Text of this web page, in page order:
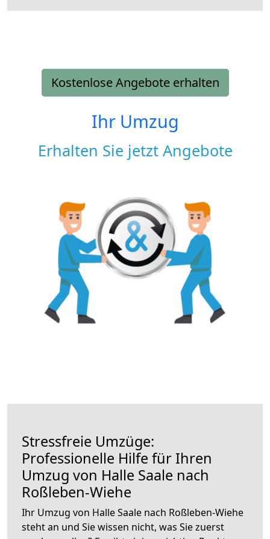
Kostenlose Angebote erhalten
Ihr Umzug
Erhalten Sie jetzt Angebote
Stressfreie Umzüge:
Professionelle Hilfe für Ihren
Umzug von Halle Saale nach
Roßleben-Wiehe
Ihr Umzug von Halle Saale nach Roßleben-Wiehe
steht an und Sie wissen nicht, was Sie zuerst